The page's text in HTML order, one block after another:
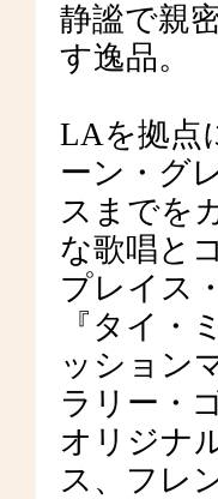
静謐で親
す逸品。
LAを拠点
ーン・グ
スまでを
な歌唱と
プレイス
『タイ・
ッション
ラリー・
オリジナ
ス、フレ